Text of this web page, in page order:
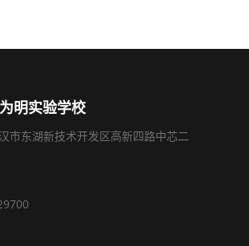
明实验学校
市东湖新技术开发区高新四路中芯二